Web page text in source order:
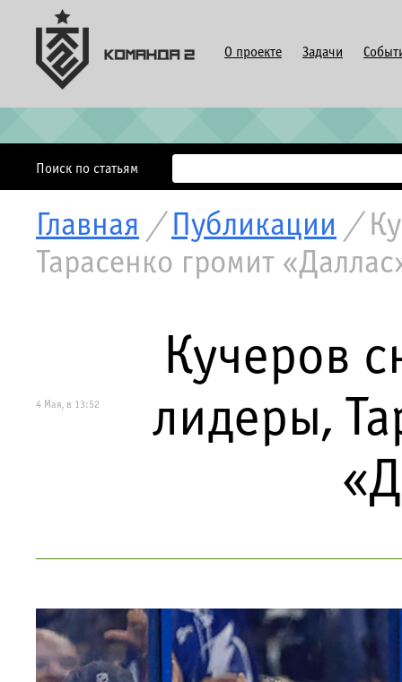
О проекте Задачи
Поиск по статьям
Главная / Публикации /
Тарасенко громит
4 Мая, в 13:52
Кучеров
лидеры,